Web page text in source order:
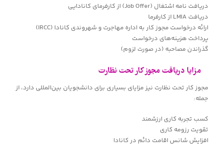
دریافت نامه اشتغال (Job Offer) از کارفرمای کانادایی
دریافت LMIA از کارفرما
ارائه درخواست مجوز کار به اداره مهاجرت و شهروندی کانادا (IRCC)
پرداخت هزینه‌های درخواست
گذراندن مصاحبه (در صورت لزوم)
مزایا دریافت مجوز کار تحت نظارت
مجوز کار تحت نظارت نیز مزایای بسیاری برای دانشجویان بین‌المللی دارد، از
جمله:
کسب تجربه کاری ارزشمند
تقویت رزومه کاری
افزایش شانس اقامت دائم در کانادا